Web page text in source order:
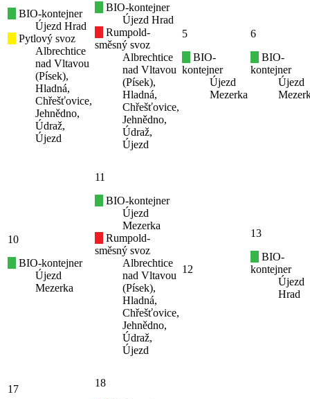
BIO-kontejner
Újezd Hrad
Pytlový svoz
Albrechtice
nad Vltavou
(Písek),
Hladná,
Chřešťovice,
Jehnědno,
Údraž,
Újezd
BIO-kontejner
Újezd Hrad
Rumpold-
směsný svoz
Albrechtice
nad Vltavou
(Písek),
Hladná,
Chřešťovice,
Jehnědno,
Údraž,
Újezd
5
BIO-
kontejner
Újezd
Mezerka
6
BIO-
kontejner
Újezd
10
BIO-kontejner
Újezd
Mezerka
11
BIO-kontejner
Újezd
Mezerka
Rumpold-
směsný svoz
Albrechtice
nad Vltavou
(Písek),
Hladná,
Chřešťovice,
Jehnědno,
Údraž,
Újezd
12
13
BIO-
kontejner
Újezd
Hrad
17
18